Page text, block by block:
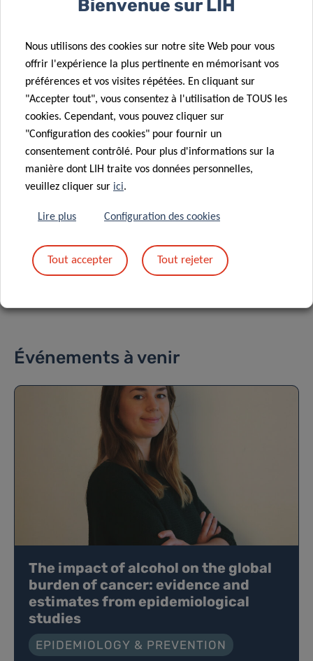
Organised by:
Événements à venir
The impact of alcohol on the global
burden of cancer: evidence and
estimates from epidemiological
studies
EPIDEMIOLOGY & PREVENTION
Bienvenue sur LIH
Nous utilisons des cookies sur notre site Web pour vous
offrir l'expérience la plus pertinente en mémorisant vos
préférences et vos visites répétées. En cliquant sur
"Accepter tout", vous consentez à l'utilisation de TOUS les
cookies. Cependant, vous pouvez cliquer sur
"Configuration des cookies" pour fournir un
consentement contrôlé. Pour plus d'informations sur la
manière dont LIH traite vos données personnelles,
veuillez cliquer sur ici.
Lire plus Configuration des cookies
Tout accepter Tout rejeter